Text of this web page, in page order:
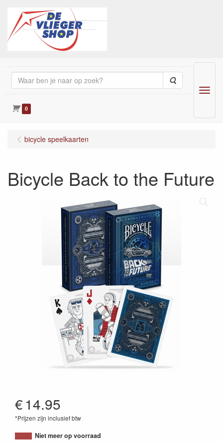
Zoeken
0
Menu
bicycle speelkaarten
Bicycle Back to the Future
€14.95
*Prijzen zijn inclusief btw
073854094594
Niet meer op voorraad